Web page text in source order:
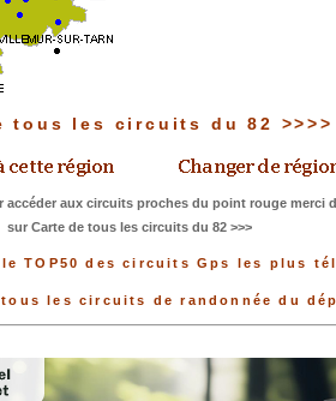
tous les circuits du 82 >>>>
accéder aux circuits proches du point rouge merci
sur Carte de tous les circuits du 82 >>>
TOP50 des circuits Gps les plus
les circuits de randonnée du